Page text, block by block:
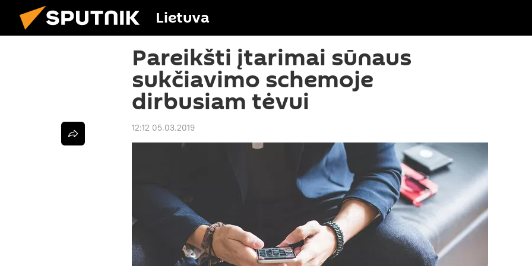
Lietuva
Pareikšti įtarimai sūnaus
sukčiavimo schemoje
dirbusiam tėvui
12:12 05.03.2019